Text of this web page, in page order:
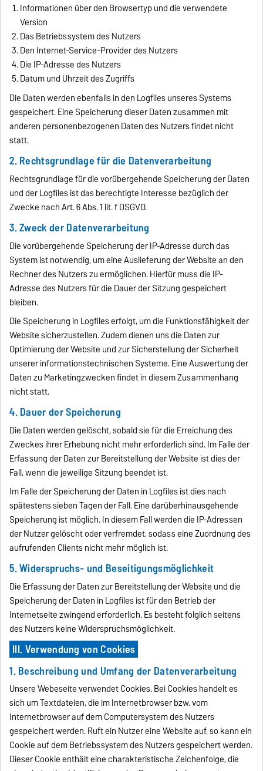
Informationen über den Browsertyp und die verwendete
Version
Das Betriebssystem des Nutzers
Den Internet-Service-Provider des Nutzers
Die IP-Adresse des Nutzers
Datum und Uhrzeit des Zugriffs
Die Daten werden ebenfalls in den Logfiles unseres Systems
gespeichert. Eine Speicherung dieser Daten zusammen mit
anderen personenbezogenen Daten des Nutzers findet nicht
statt.
2. Rechtsgrundlage für die Datenverarbeitung
Rechtsgrundlage für die vorübergehende Speicherung der Daten
und der Logfiles ist das berechtigte Interesse bezüglich der
Zwecke nach Art. 6 Abs. 1 lit. f DSGVO.
3. Zweck der Datenverarbeitung
Die vorübergehende Speicherung der IP-Adresse durch das
System ist notwendig, um eine Auslieferung der Website an den
Rechner des Nutzers zu ermöglichen. Hierfür muss die IP-
Adresse des Nutzers für die Dauer der Sitzung gespeichert
bleiben.
Die Speicherung in Logfiles erfolgt, um die Funktionsfähigkeit der
Website sicherzustellen. Zudem dienen uns die Daten zur
Optimierung der Website und zur Sicherstellung der Sicherheit
unserer informationstechnischen Systeme. Eine Auswertung der
Daten zu Marketingzwecken findet in diesem Zusammenhang
nicht statt.
4. Dauer der Speicherung
Die Daten werden gelöscht, sobald sie für die Erreichung des
Zweckes ihrer Erhebung nicht mehr erforderlich sind. Im Falle der
Erfassung der Daten zur Bereitstellung der Website ist dies der
Fall, wenn die jeweilige Sitzung beendet ist.
Im Falle der Speicherung der Daten in Logfiles ist dies nach
spätestens sieben Tagen der Fall. Eine darüberhinausgehende
Speicherung ist möglich. In diesem Fall werden die IP-Adressen
der Nutzer gelöscht oder verfremdet, sodass eine Zuordnung des
aufrufenden Clients nicht mehr möglich ist.
5. Widerspruchs- und Beseitigungsmöglichkeit
Die Erfassung der Daten zur Bereitstellung der Website und die
Speicherung der Daten in Logfiles ist für den Betrieb der
Internetseite zwingend erforderlich. Es besteht folglich seitens
des Nutzers keine Widerspruchsmöglichkeit.
III. Verwendung von Cookies
1. Beschreibung und Umfang der Datenverarbeitung
Unsere Webeseite verwendet Cookies. Bei Cookies handelt es
sich um Textdateien, die im Internetbrowser bzw. vom
Internetbrowser auf dem Computersystem des Nutzers
gespeichert werden. Ruft ein Nutzer eine Website auf, so kann ein
Cookie auf dem Betriebssystem des Nutzers gespeichert werden.
Dieser Cookie enthält eine charakteristische Zeichenfolge, die